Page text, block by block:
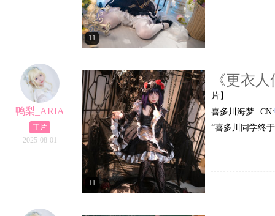
11
鸭梨_ARIA
正片
2025-08-01
11
《更衣
片】
喜多川海梦
CN:
“喜多川同学终